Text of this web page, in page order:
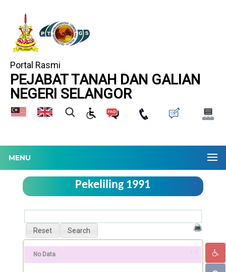
Portal Rasmi
PEJABAT TANAH DAN GALIAN
NEGERI SELANGOR
MENU
Pekeliling 1991
No Data